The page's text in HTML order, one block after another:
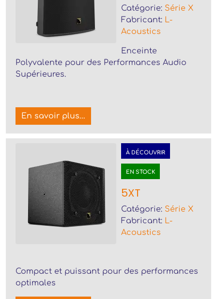
Catégorie: Série X
Fabricant: L-
Acoustics
Enceinte
Polyvalente pour des Performances Audio
Supérieures.
En savoir plus...
À DÉCOUVRIR
EN STOCK
5XT
Catégorie: Série X
Fabricant: L-
Acoustics
Compact et puissant pour des performances
optimales